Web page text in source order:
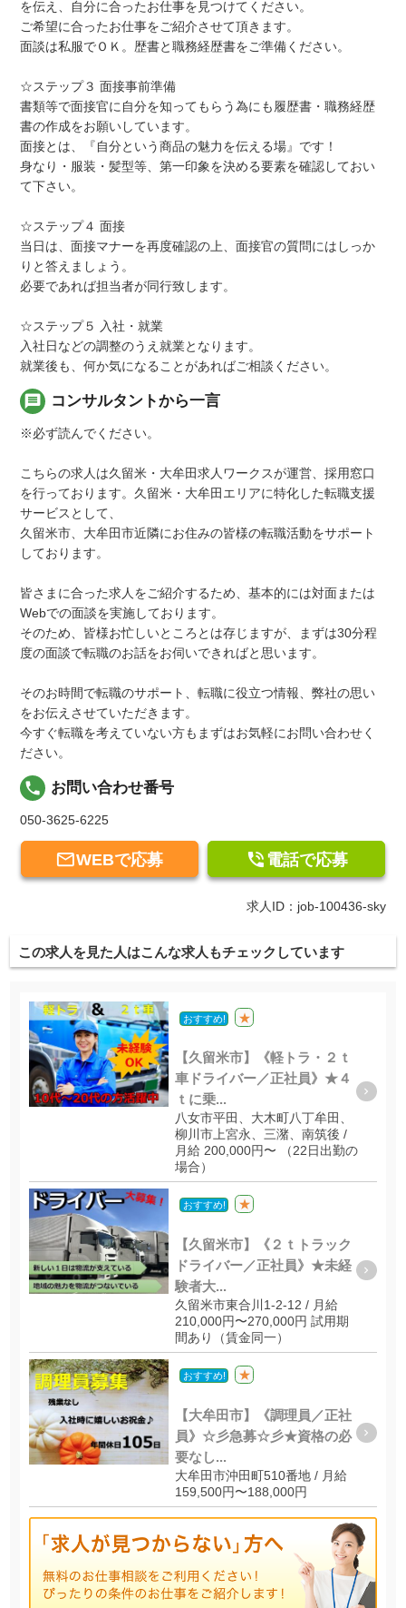
を伝え、自分に合ったお仕事を見つけてください。
ご希望に合ったお仕事をご紹介させて頂きます。
面談は私服でＯＫ。歴書と職務経歴書をご準備ください。
☆ステップ３ 面接事前準備
書類等で面接官に自分を知ってもらう為にも履歴書・職務経歴
書の作成をお願いしています。
面接とは、『自分という商品の魅力を伝える場』です！
身なり・服装・髪型等、第一印象を決める要素を確認しておい
て下さい。
☆ステップ４ 面接
当日は、面接マナーを再度確認の上、面接官の質問にはしっか
りと答えましょう。
必要であれば担当者が同行致します。
☆ステップ５ 入社・就業
入社日などの調整のうえ就業となります。
就業後も、何か気になることがあればご相談ください。
message コンサルタントから一言
※必ず読んでください。
こちらの求人は久留米・大牟田求人ワークスが運営、採用窓口
を行っております。久留米・大牟田エリアに特化した転職支援
サービスとして、
久留米市、大牟田市近隣にお住みの皆様の転職活動をサポート
しております。
皆さまに合った求人をご紹介するため、基本的には対面または
Webでの面談を実施しております。
そのため、皆様お忙しいところとは存じますが、まずは30分程
度の面談で転職のお話をお伺いできればと思います。
そのお時間で転職のサポート、転職に役立つ情報、弊社の思い
をお伝えさせていただきます。
今すぐ転職を考えていない方もまずはお気軽にお問い合わせく
ださい。
local_phone お問い合わせ番号
050-3625-6225
WEBで応募  電話で応募
求人ID：job-100436-sky
この求人を見た人はこんな求人もチェックしています
おすすめ! ★
【久留米市】《軽トラ・２ｔ
車ドライバー／正社員》★４
ｔに乗...
八女市平田、大木町八丁牟田、
柳川市上宮永、三潴、南筑後 /
月給 200,000円〜 （22日出勤の
場合）
おすすめ! ★
【久留米市】《２ｔトラック
ドライバー／正社員》★未経
験者大...
久留米市東合川1-2-12 / 月給
210,000円〜270,000円 試用期
間あり（賃金同一）
おすすめ! ★
【大牟田市】《調理員／正社
員》☆彡急募☆彡★資格の必
要なし...
大牟田市沖田町510番地 / 月給
159,500円〜188,000円